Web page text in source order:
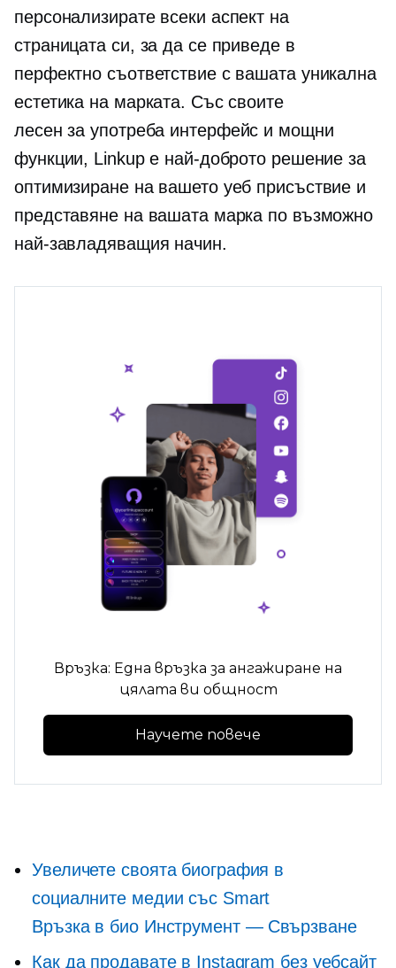
персонализирате всеки аспект на
страницата си, за да се приведе в
перфектно съответствие с вашата уникална
естетика на марката. Със своите
лесен за употреба интерфейс и мощни
функции, Linkup е най-доброто решение за
оптимизиране на вашето уеб присъствие и
представяне на вашата марка по възможно
най-завладяващия начин.
Връзка: Една връзка за ангажиране на
цялата ви общност
Научете повече
Увеличете своята биография в
социалните медии със Smart
Връзка в биоИнструмент — Свързване
Как да продавате в Instagram без уебсайт